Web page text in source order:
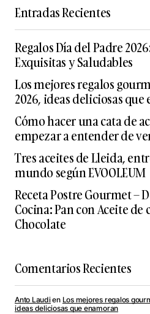
Entradas Recientes
Regalos Día del Padre
Exquisitas y Saludables
Los mejores regalos
2026, ideas deliciosas
Cómo hacer una cata de
empezar a entender de
Tres aceites de Lleida,
mundo según EVOOLEUM
Receta Postre Gourmet –
Cocina: Pan con Aceite
Chocolate
Comentarios Recientes
Anto Laudien Los mejores regalos
ideas deliciosas que enamoran